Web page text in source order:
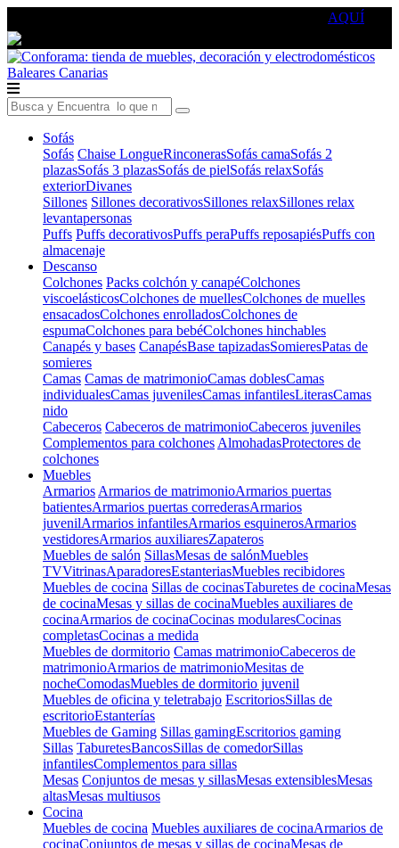
AQUÍ
Baleares Canarias
Sofás
Sofás Chaise LongueRinconerasSofás camaSofás 2
plazasSofás 3 plazasSofás de pielSofás relaxSofás
exteriorDivanes
Sillones Sillones decorativosSillones relaxSillones relax
levantapersonas
Puffs Puffs decorativosPuffs peraPuffs reposapiésPuffs con
almacenaje
Descanso
Colchones Packs colchón y canapéColchones
viscoelásticosColchones de muellesColchones de muelles
ensacadosColchones enrolladosColchones de
espumaColchones para bebéColchones hinchables
Canapés y bases CanapésBase tapizadasSomieresPatas de
somieres
Camas Camas de matrimonioCamas doblesCamas
individualesCamas juvenilesCamas infantilesLiterasCamas
nido
Cabeceros Cabeceros de matrimonioCabeceros juveniles
Complementos para colchones AlmohadasProtectores de
colchones
Muebles
Armarios Armarios de matrimonioArmarios puertas
batientesArmarios puertas correderasArmarios
juvenilArmarios infantilesArmarios esquinerosArmarios
vestidoresArmarios auxiliaresZapateros
Muebles de salón SillasMesas de salónMuebles
TVVitrinasAparadoresEstanteriasMuebles recibidores
Muebles de cocina Sillas de cocinasTaburetes de cocinaMesas
de cocinaMesas y sillas de cocinaMuebles auxiliares de
cocinaArmarios de cocinaCocinas modularesCocinas
completasCocinas a medida
Muebles de dormitorio Camas matrimonioCabeceros de
matrimonioArmarios de matrimonioMesitas de
nocheComodasMuebles de dormitorio juvenil
Muebles de oficina y teletrabajo EscritoriosSillas de
escritorioEstanterías
Muebles de Gaming Sillas gamingEscritorios gaming
Sillas TaburetesBancosSillas de comedorSillas
infantilesComplementos para sillas
Mesas Conjuntos de mesas y sillasMesas extensiblesMesas
altasMesas multiusos
Cocina
Muebles de cocina Muebles auxiliares de cocinaArmarios de
cocinaConjuntos de mesas y sillas de cocinaMesas de